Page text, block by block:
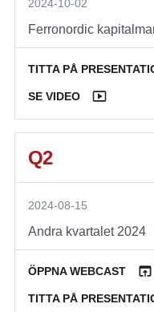
2024-10-02
Ferronordic
TITTA PÅ
SE VIDEO
Q2
2024-08-15
Andra kvartalet 2024
ÖPPNA WEBCAST
TITTA PÅ